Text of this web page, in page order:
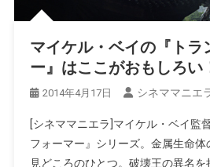
マイケル・ベイの『トラ
ー』はここがおもしろい
2014年4月17日 シネママニエ
[シネママニエラ]マイケル・ベイ監
フォーマー』シリーズ。金属生命
見どころのひとつ。破壊王の異名